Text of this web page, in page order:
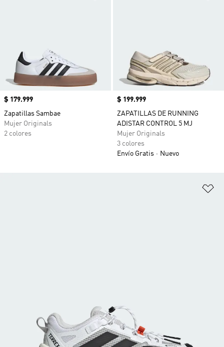
Precio
$ 179.999
Zapatillas Sambae
Mujer Originals
2 colores
Precio
$ 199.999
ZAPATILLAS DE RUNNING
ADISTAR CONTROL 5 MJ
Mujer Originals
3 colores
Envío Gratis
Nuevo